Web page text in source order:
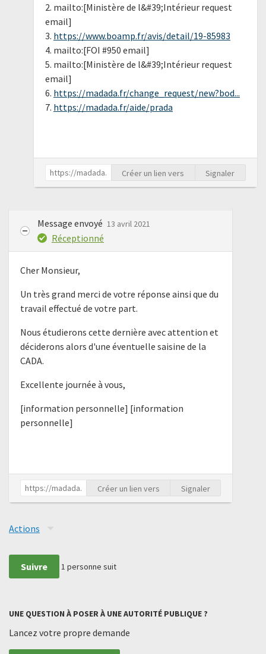
2. mailto:[Ministère de l&#39;Intérieur request
email]
3. https://www.boamp.fr/avis/detail/19-85983
4. mailto:[FOI #950 email]
5. mailto:[Ministère de l&#39;Intérieur request
email]
6. https://madada.fr/change_request/new?bod...
7. https://madada.fr/aide/prada
Créer un lien vers Signaler
Message envoyé 13 avril 2021
Réceptionné
Cher Monsieur,
Un très grand merci de votre réponse ainsi que du
travail effectué de votre part.
Nous étudierons cette dernière avec attention et
déciderons alors d'une éventuelle saisine de la
CADA.
Excellente journée à vous,
[information personnelle] [information
personnelle]
Créer un lien vers Signaler
Actions
Suivre 1 personne suit
UNE QUESTION À POSER À UNE AUTORITÉ PUBLIQUE ?
Lancez votre propre demande